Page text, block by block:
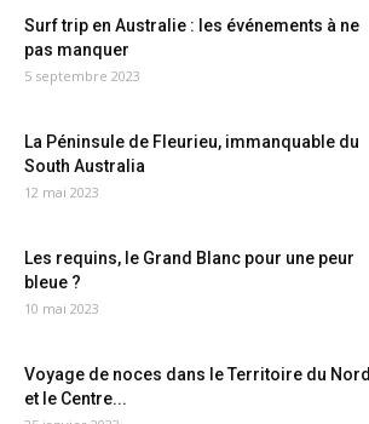
Surf trip en Australie : les événements à ne
pas manquer
5 septembre 2023
La Péninsule de Fleurieu, immanquable du
South Australia
12 mai 2023
Les requins, le Grand Blanc pour une peur
bleue ?
10 mai 2023
Voyage de noces dans le Territoire du Nord
et le Centre...